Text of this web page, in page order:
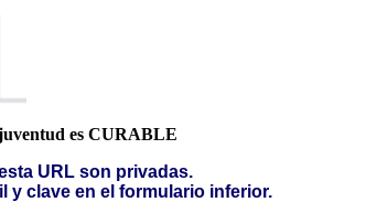
es CURABLE
URL son privadas.
y clave en el formulario inferior.